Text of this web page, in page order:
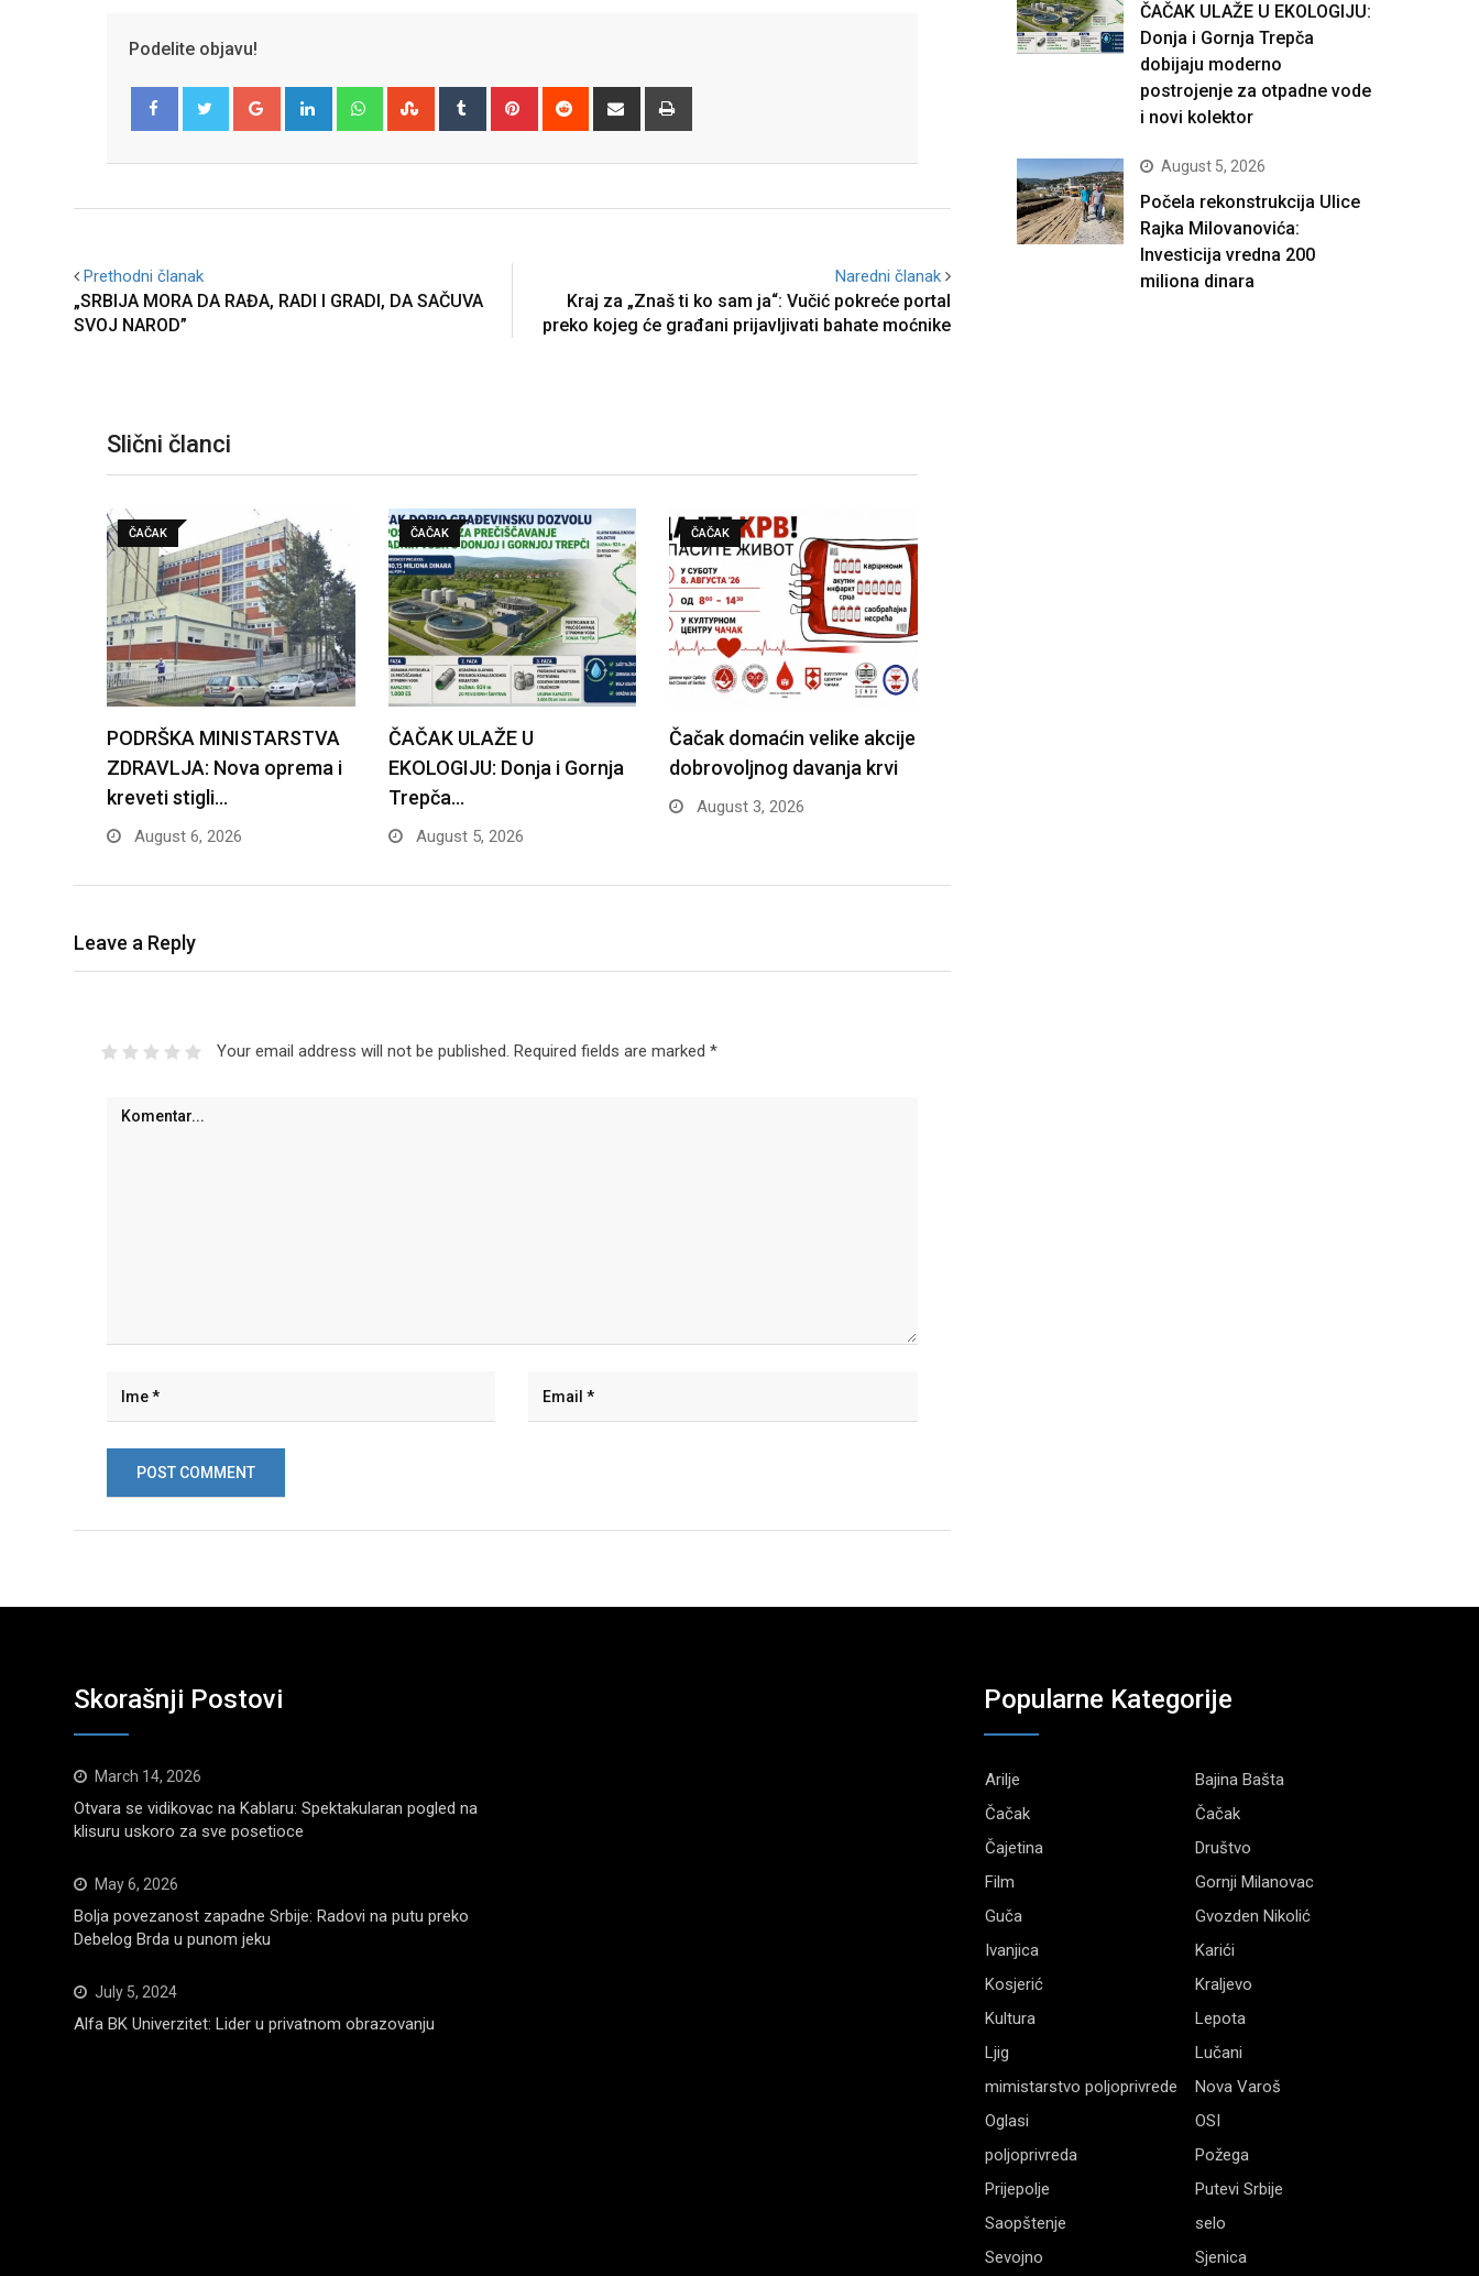
Podelite objavu!
Google+ LinkedIn WhatsappStumbleUpon
Tumblr Pinterest Reddit
Share
Prethodni članak
„SRBIJA MORA DA RAĐA, RADI I GRADI, DA SAČUVA
SVOJ NAROD”
Naredni članak
Kraj za „Znaš ti ko sam ja“: Vučić pokreće portal
preko kojeg će građani prijavljivati bahate moćnike
Slični članci
ČAČAK
PODRŠKA MINISTARSTVA
ZDRAVLJA: Nova oprema i
kreveti stigli…
August 6, 2026
ČAČAK
ČAČAK ULAŽE U
EKOLOGIJU: Donja i Gornja
Trepča…
August 5, 2026
ČAČAK
Čačak domaćin velike akcije
dobrovoljnog davanja krvi
August 3, 2026
Leave a Reply
Your email address will not be published. Required fields are marked *
ČAČAK ULAŽE U EKOLOGIJU:
Donja i Gornja Trepča
dobijaju moderno
postrojenje za otpadne vode
i novi kolektor
August 5, 2026
Počela rekonstrukcija Ulice
Rajka Milovanovića:
Investicija vredna 200
miliona dinara
Skorašnji Postovi
March 14, 2026
Otvara se vidikovac na Kablaru: Spektakularan pogled na
klisuru uskoro za sve posetioce
May 6, 2026
Bolja povezanost zapadne Srbije: Radovi na putu preko
Debelog Brda u punom jeku
July 5, 2024
Alfa BK Univerzitet: Lider u privatnom obrazovanju
Popularne Kategorije
Arilje
Bajina Bašta
Čačak
Čačak
Čajetina
Društvo
Film
Gornji Milanovac
Guča
Gvozden Nikolić
Ivanjica
Karići
Kosjerić
Kraljevo
Kultura
Lepota
Ljig
Lučani
mimistarstvo poljoprivrede
Nova Varoš
Oglasi
OSI
poljoprivreda
Požega
Prijepolje
Putevi Srbije
Saopštenje
selo
Sevojno
Sjenica